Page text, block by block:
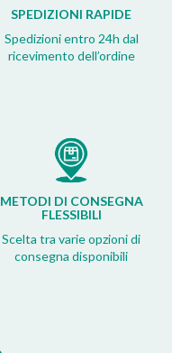
SPEDIZIONI RAPIDE
Spedizioni entro 24h dal
ricevimento dell’ordine
METODI DI CONSEGNA
FLESSIBILI
Scelta tra varie opzioni di
consegna disponibili